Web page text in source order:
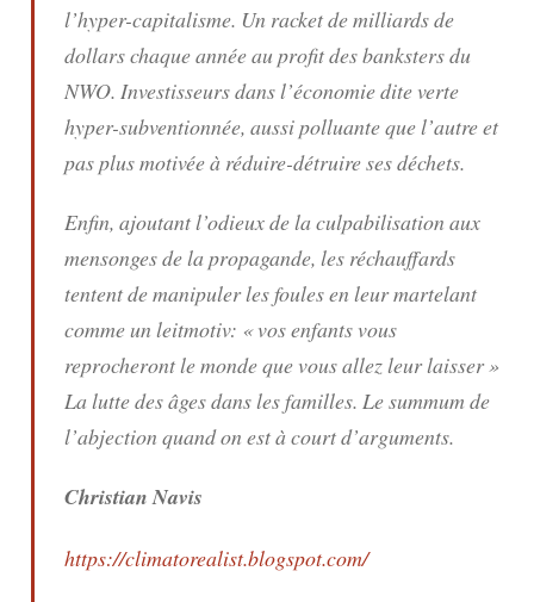
l’hyper-capitalisme. Un racket de milliards de
dollars chaque année au profit des banksters du
NWO. Investisseurs dans l’économie dite verte
hyper-subventionnée, aussi polluante que l’autre et
pas plus motivée à réduire-détruire ses déchets.
Enfin, ajoutant l’odieux de la culpabilisation aux
mensonges de la propagande, les réchauffards
tentent de manipuler les foules en leur martelant
comme un leitmotiv: «vos enfants vous
reprocheront le monde que vous allez leur laisser»
La lutte des âges dans les familles. Le summum de
l’abjection quand on est à court d’arguments.
Christian Navis
https://climatorealist.blogspot.com/